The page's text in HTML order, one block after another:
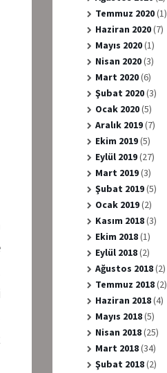
Temmuz 2020(1)
Haziran 2020(7)
Mayıs 2020(1)
Nisan 2020(3)
Mart 2020(6)
Şubat 2020(3)
Ocak 2020(5)
Aralık 2019(7)
Ekim 2019(5)
Eylül 2019(27)
Mart 2019(3)
Şubat 2019(5)
Ocak 2019(2)
Kasım 2018(3)
Ekim 2018(1)
Eylül 2018(2)
Ağustos 2018(2)
Temmuz 2018(2)
Haziran 2018(4)
Mayıs 2018(5)
Nisan 2018(25)
Mart 2018(34)
Şubat 2018(2)